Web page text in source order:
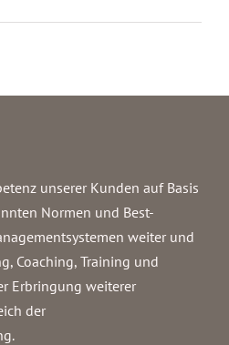
unserer Kunden auf Basis
Normen und Best-
weiter und
Coaching, Training und
Erbringung weiterer
der